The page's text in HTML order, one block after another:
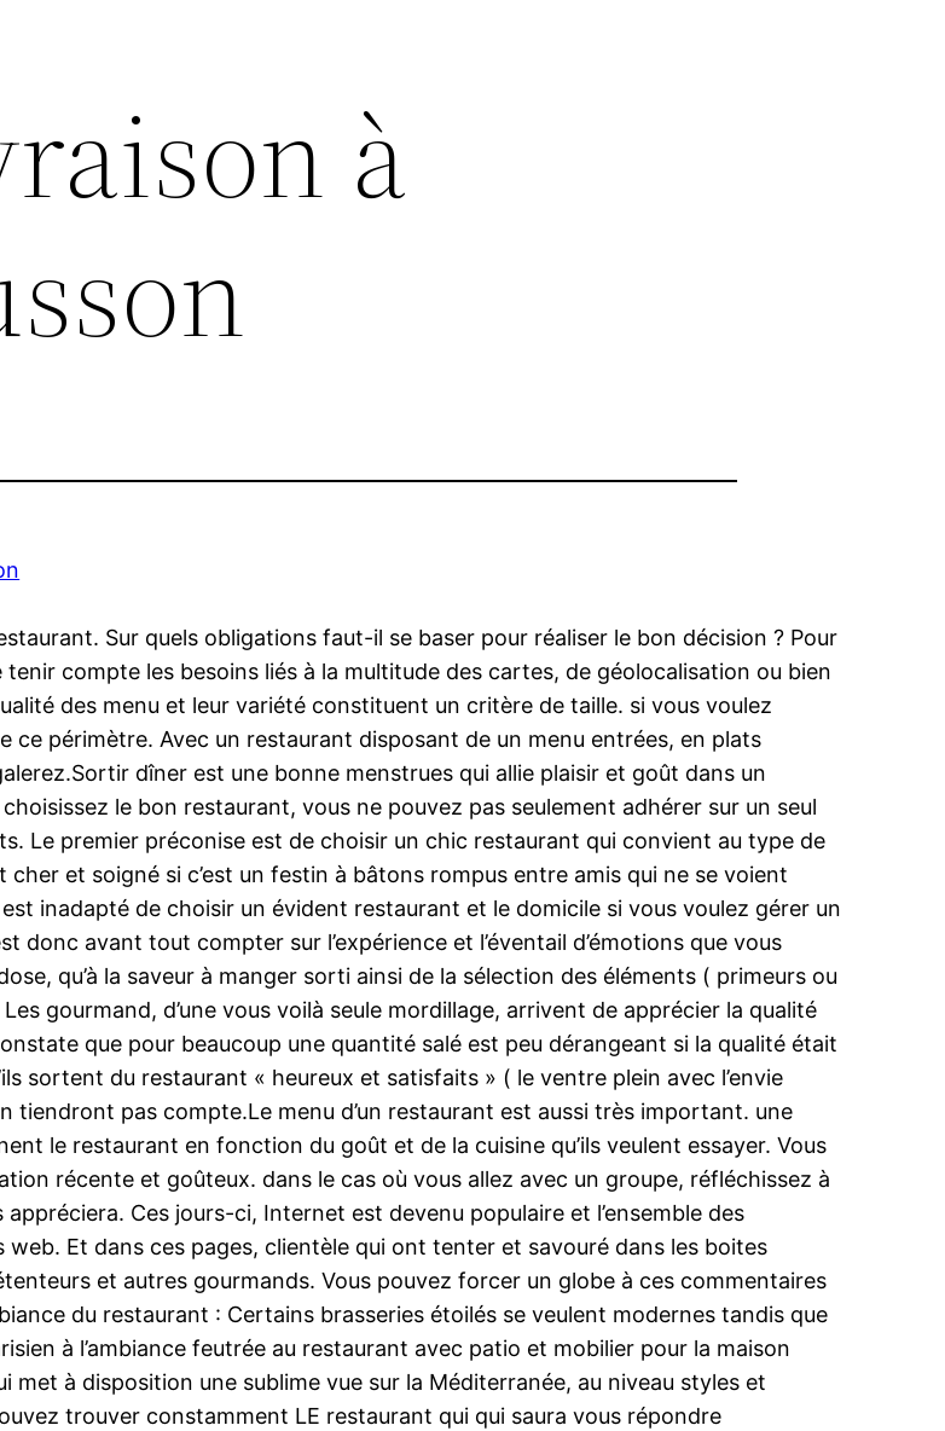
à
Sur quels obligations faut-il se baser pour réaliser le bon décision ? Pour
compte les besoins liés à la multitude des cartes, de géolocalisation ou bien
des menu et leur variété constituent un critère de taille. si vous voulez
périmètre. Avec un restaurant disposant de un menu entrées, en plats
dîner est une bonne menstrues qui allie plaisir et goût dans un
le bon restaurant, vous ne pouvez pas seulement adhérer sur un seul
Le premier préconise est de choisir un chic restaurant qui convient au type de
et soigné si c’est un festin à bâtons rompus entre amis qui ne se voient
inadapté de choisir un évident restaurant et le domicile si vous voulez gérer un
donc avant tout compter sur l’expérience et l’éventail d’émotions que vous
qu’à la saveur à manger sorti ainsi de la sélection des éléments ( primeurs ou
gourmand, d’une vous voilà seule mordillage, arrivent de apprécier la qualité
que pour beaucoup une quantité salé est peu dérangeant si la qualité était
sortent du restaurant « heureux et satisfaits » ( le ventre plein avec l’envie
tiendront pas compte.Le menu d’un restaurant est aussi très important. une
le restaurant en fonction du goût et de la cuisine qu’ils veulent essayer. Vous
récente et goûteux. dans le cas où vous allez avec un groupe, réfléchissez à
Ces jours-ci, Internet est devenu populaire et l’ensemble des
Et dans ces pages, clientèle qui ont tenter et savouré dans les boites
et autres gourmands. Vous pouvez forcer un globe à ces commentaires
du restaurant : Certains brasseries étoilés se veulent modernes tandis que
à l’ambiance feutrée au restaurant avec patio et mobilier pour la maison
met à disposition une sublime vue sur la Méditerranée, au niveau styles et
trouver constamment LE restaurant qui qui saura vous répondre